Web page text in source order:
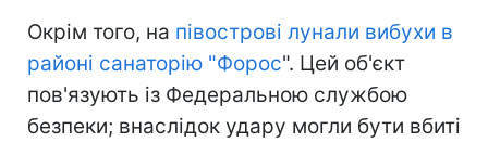
Окрім того, на півострові лунали вибухи в
районі санаторію "Форос". Цей об'єкт
пов'язують із Федеральною службою
безпеки; внаслідок удару могли бути вбиті